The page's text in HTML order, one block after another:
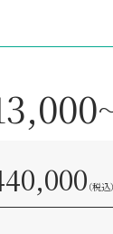
（税込）